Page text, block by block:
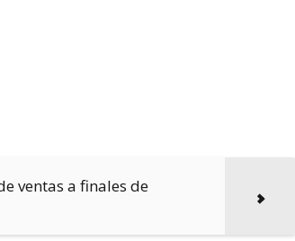
ventas a finales de